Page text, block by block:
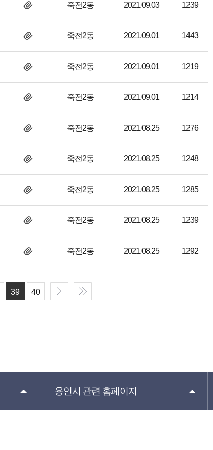
죽전2동 2021.09.03 1239
죽전2동 2021.09.01 1443
죽전2동 2021.09.01 1219
죽전2동 2021.09.01 1214
죽전2동 2021.08.25 1276
죽전2동 2021.08.25 1248
죽전2동 2021.08.25 1285
죽전2동 2021.08.25 1239
죽전2동 2021.08.25 1292
39 40
용인시 관련 홈페이지